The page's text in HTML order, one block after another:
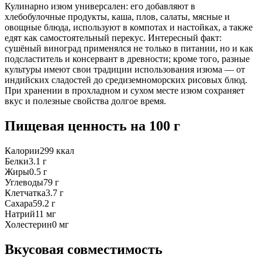
Кулинарно изюм универсален: его добавляют в
хлебобулочные продукты, каша, плов, салаты, мясные и
овощные блюда, используют в компотах и настойках, а также
едят как самостоятельный перекус. Интересный факт:
сушёный виноград применялся не только в питании, но и как
подсластитель и консервант в древности; кроме того, разные
культуры имеют свои традиции использования изюма — от
индийских сладостей до средиземноморских рисовых блюд.
При хранении в прохладном и сухом месте изюм сохраняет
вкус и полезные свойства долгое время.
Пищевая ценность на 100 г
Калории299 ккал
Белки3.1 г
Жиры0.5 г
Углеводы79 г
Клетчатка3.7 г
Сахара59.2 г
Натрий11 мг
Холестерин0 мг
Вкусовая совместимость